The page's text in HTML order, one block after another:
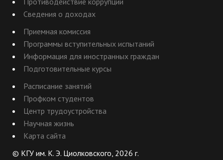
Сведения о доходах
Приемная комиссия
Программы вступительных испытаний
Информация для иностранных граждан
Подготовительные курсы
Расписание занятий
Профком студентов
Центр трудоустройства
Научная жизнь
Карта сайта
© КГУ им. К. Э. Циолковского, 2026 г.